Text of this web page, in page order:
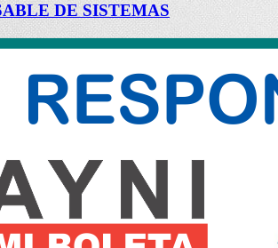
DE SISTEMAS